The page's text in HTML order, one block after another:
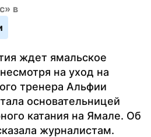
в
ждет ямальское
на уход на
тренера Альфии
основательницей
катания на Ямале. Об
журналистам.